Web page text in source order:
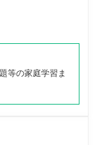
等の家庭学習ま